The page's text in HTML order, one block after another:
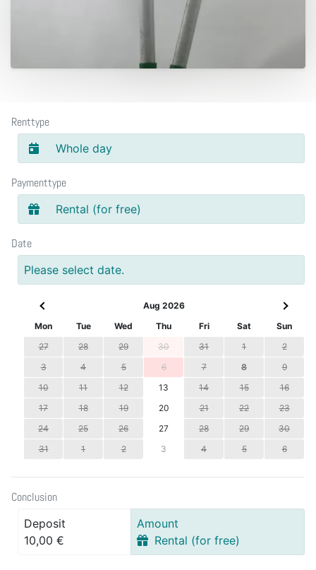
Renttype
Whole day
Paymenttype
Rental (for free)
Date
Please select date.
Aug 2026
Mon
Tue Wed Thu Fri Sat
Sun
27
28 29 30 31 1
2
3
4 5 6 7 8
9
10
11 12 13 14 15
16
17
18 19 20 21 22
23
24
25 26 27 28 29
30
31
1 2 3 4 5 6
Conclusion
Deposit
10,00 €
Amount
Rental (for free)